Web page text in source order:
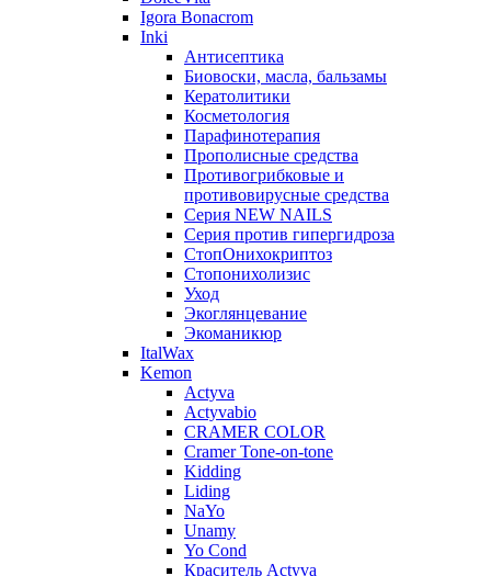
Igora Bonacrom
Inki
Антисептика
Биовоски, масла, бальзамы
Кератолитики
Косметология
Парафинотерапия
Прополисные средства
Противогрибковые и
противовирусные средства
Серия NEW NAILS
Серия против гипергидроза
СтопОнихокриптоз
Стопонихолизис
Уход
Экоглянцевание
Экоманикюр
ItalWax
Kemon
Actyva
Actyvabio
CRAMER COLOR
Cramer Tone-on-tone
Kidding
Liding
NaYo
Unamy
Yo Cond
Краситель Actyva